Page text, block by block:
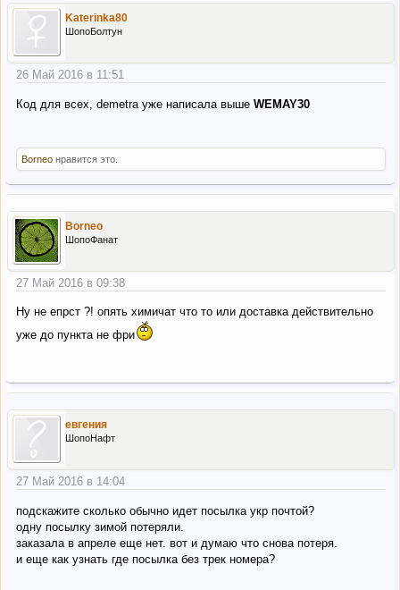
Katerinka80
ШопоБолтун
26 Май 2016 в 11:51
Код для всех, demetra уже написала выше WEMAY30
Borneo нравится это.
Borneo
ШопоФанат
27 Май 2016 в 09:38
Ну не епрст ?! опять химичат что то или доставка действительно
уже до пункта не фри
евгения
ШопоНафт
27 Май 2016 в 14:04
подскажите сколько обычно идет посылка укр почтой?
одну посылку зимой потеряли.
заказала в апреле еще нет. вот и думаю что снова потеря.
и еще как узнать где посылка без трек номера?